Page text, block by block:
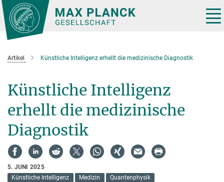
Hauptinhalt
Artikel Künstliche Intelligenz erhellt die medizinische Diagnostik
Künstliche Intelligenz
erhellt die medizinische
Diagnostik
5. JUNI 2025
Künstliche Intelligenz
Medizin Quantenphysik